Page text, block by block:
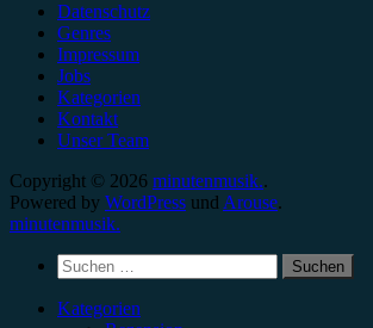
Datenschutz
Genres
Impressum
Jobs
Kategorien
Kontakt
Unser Team
Copyright © 2026 minutenmusik..
Powered by WordPress und Arouse.
minutenmusik.
Suchen
nach:
Kategorien